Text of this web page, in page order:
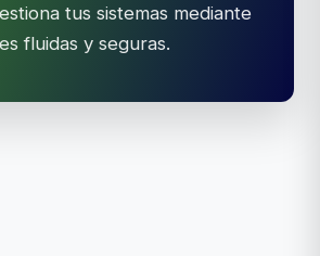
tus sistemas mediante
fluidas y seguras.